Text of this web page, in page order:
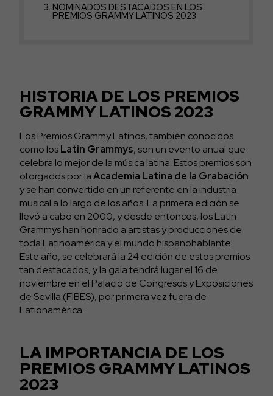
NOMINADOS DESTACADOS EN LOS
PREMIOS GRAMMY LATINOS 2023
HISTORIA DE LOS PREMIOS
GRAMMY LATINOS 2023
Los Premios Grammy Latinos, también conocidos
como losLatin Grammys, son un evento anual que
celebra lo mejor de la música latina. Estos premios son
otorgados por laAcademia Latina de la Grabación
y se han convertido en un referente en la industria
musical a lo largo de los años. La primera edición se
llevó a cabo en 2000, y desde entonces, los Latin
Grammys han honrado a artistas y producciones de
toda Latinoamérica y el mundo hispanohablante.
Este año, se celebrará la 24 edición de estos premios
tan destacados, y la gala tendrá lugar el 16 de
noviembre en el Palacio de Congresos y Exposiciones
de Sevilla (FIBES), por primera vez fuera de
Lationamérica.
LA IMPORTANCIA DE LOS
PREMIOS GRAMMY LATINOS
2023